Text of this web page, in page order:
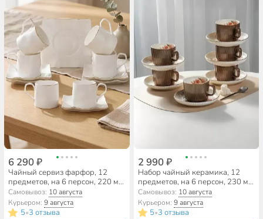
6 290 ₽
Чайный сервиз фарфор, 12
предметов, на 6 персон, 220 мл,
Lefard, Раффл Голд, 264-1160,
подарочная упаковка
Самовывоз: 10 августа
Курьером:9 августа
5•3 отзыва
2 990 ₽
Набор чайный керамика, 12
предметов, на 6 персон, 230 мл,
Чайная роза, Y4-9740,
подарочная упаковка
Самовывоз: 10 августа
Курьером: 9 августа
5•3 отзыва